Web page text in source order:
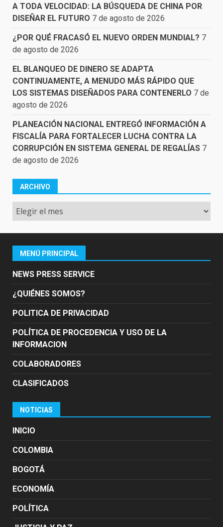
A TODA VELOCIDAD: LA BÚSQUEDA DE CHINA POR
DISEÑAR EL FUTURO 7 de agosto de 2026
¿POR QUÉ FRACASÓ EL NUEVO ORDEN MUNDIAL? 7
de agosto de 2026
EL BLANQUEO DE DINERO SE ADAPTA
CONTINUAMENTE, A MENUDO MÁS RÁPIDO QUE
LOS SISTEMAS DISEÑADOS PARA CONTENERLO 7 de
agosto de 2026
PLANEACIÓN NACIONAL ENTREGÓ INFORMACIÓN A
FISCALÍA PARA FORTALECER LUCHA CONTRA LA
CORRUPCIÓN EN SISTEMA GENERAL DE REGALÍAS 7
de agosto de 2026
ARCHIVO
Archivo
MENÚ PRINCIPAL
NEWS PRESS SERVICE
¿QUIÉNES SOMOS?
POLITICA DE PRIVACIDAD
POLÍTICA DE PROCEDENCIA Y USO DE LA
INFORMACION
COLABORADORES
CLASIFICADOS
NOTICIAS
INICIO
COLOMBIA
BOGOTÁ
ECONOMÍA
POLÍTICA